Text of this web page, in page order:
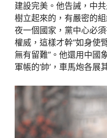
建設完美。他告誡，中
樹立起來的，有嚴密的
夜一個國家，黨中心必
權威，這樣才幹“如身使
無有留難”。他還用中國
軍帳的‘帥’，車馬炮各